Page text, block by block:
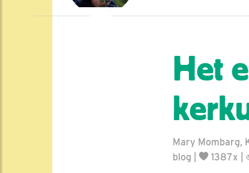
Het
Mary Mombarg,
blog
1387x |